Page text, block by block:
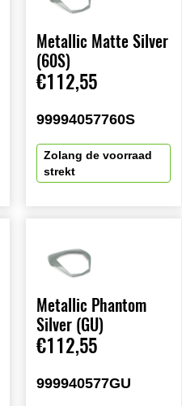
Metallic Matte Silver
(60S)
€112,55
99994057760S
Zolang de voorraad
strekt
Metallic Phantom
Silver (GU)
€112,55
999940577GU